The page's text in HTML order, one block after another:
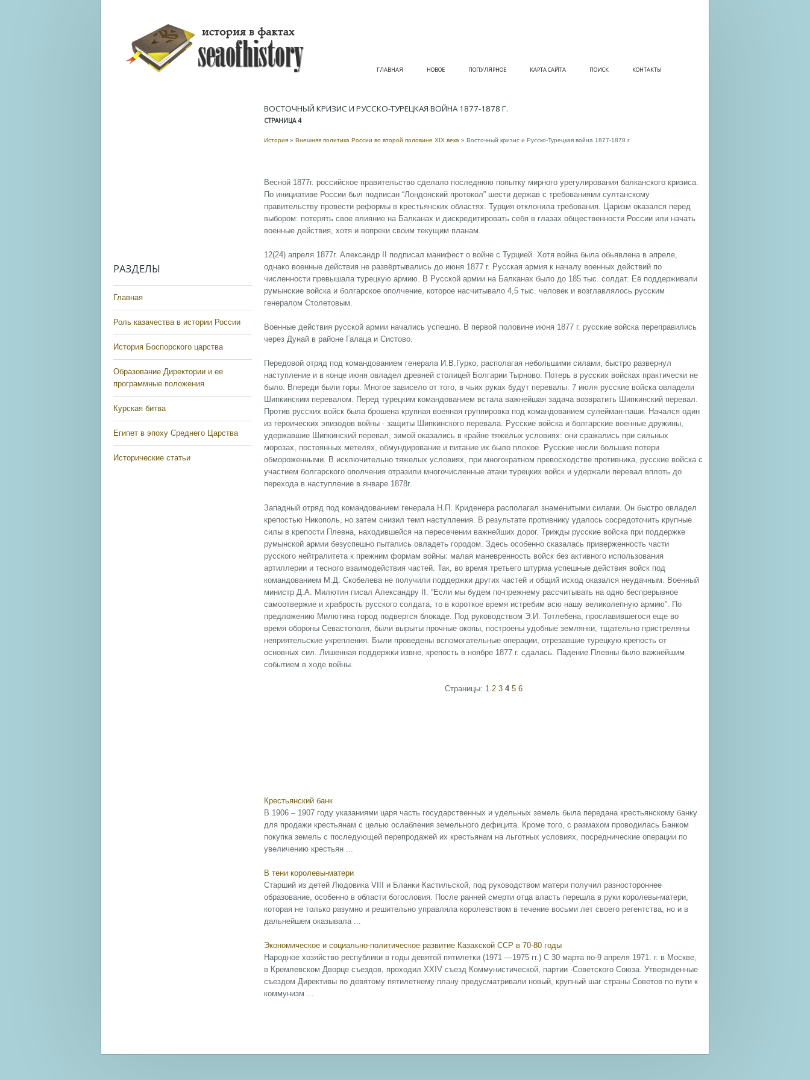
ГЛАВНАЯ НОВОЕ ПОПУЛЯРНОЕ КАРТА САЙТА ПОИСК КОНТАКТЫ
РАЗДЕЛЫ
Главная
Роль казачества в истории России
История Боспорского царства
Образование Директории и ее
программные положения
Курская битва
Египет в эпоху Среднего Царства
Исторические статьи
ВОСТОЧНЫЙ КРИЗИС И РУССКО-ТУРЕЦКАЯ ВОЙНА 1877-1878 Г.
СТРАНИЦА 4
История » Внешняя политика России во второй половине XIX века » Восточный кризис и Русско-Турецкая война 1877-1878 г.
Весной 1877г. российское правительство сделало последнюю попытку мирного урегулирования балканского кризиса.
По инициативе России был подписан “Лондонский протокол” шести держав с требованиями султанскому
правительству провести реформы в крестьянских областях. Турция отклонила требования. Царизм оказался перед
выбором: потерять свое влияние на Балканах и дискредитировать себя в глазах общественности России или начать
военные действия, хотя и вопреки своим текущим планам.
12(24) апреля 1877г. Александр II подписал манифест о войне с Турцией. Хотя война была обьявлена в апреле,
однако военные действия не развёртывались до июня 1877 г. Русская армия к началу военных действий по
численности превышала турецкую армию. В Русской армии на Балканах было до 185 тыс. солдат. Её поддерживали
румынские войска и болгарское ополчение, которое насчитывало 4,5 тыс. человек и возглавлялось русским
генералом Столетовым.
Военные действия русской армии начались успешно. В первой половине июня 1877 г. русские войска переправились
через Дунай в районе Галаца и Систово.
Передовой отряд под командованием генерала И.В.Гурко, располагая небольшими силами, быстро развернул
наступление и в конце июня овладел древней столицей Болгарии Тырново. Потерь в русских войсках практически не
было. Впереди были горы. Многое зависело от того, в чьих руках будут перевалы. 7 июля русские войска овладели
Шипкинским перевалом. Перед турецким командованием встала важнейшая задача возвратить Шипкинский перевал.
Против русских войск была брошена крупная военная группировка под командованием сулейман-паши. Начался один
из героических эпизодов войны - защиты Шипкинского перевала. Русские войска и болгарские военные дружины,
удержавшие Шипкинский перевал, зимой оказались в крайне тяжёлых условиях: они сражались при сильных
морозах, постоянных метелях, обмундирование и питание их было плохое. Русские несли большие потери
обмороженными. В исключительно тяжелых условиях, при многократном превосходстве противника, русские войска с
участием болгарского ополчения отразили многочисленные атаки турецких войск и удержали перевал вплоть до
перехода в наступление в январе 1878г.
Западный отряд под командованием генерала Н.П. Криденера располагал знаменитыми силами. Он быстро овладел
крепостью Никополь, но затем снизил темп наступления. В результате противнику удалось сосредоточить крупные
силы в крепости Плевна, находившейся на пересечении важнейших дорог. Трижды русские войска при поддержке
румынской армии безуспешно пытались овладеть городом. Здесь особенно сказалась приверженность части
русского нейтралитета к прежним формам войны: малая маневренность войск без активного использования
артиллерии и тесного взаимодействия частей. Так, во время третьего штурма успешные действия войск под
командованием М.Д. Скобелева не получили поддержки других частей и общий исход оказался неудачным. Военный
министр Д.А. Милютин писал Александру II: “Если мы будем по-прежнему рассчитывать на одно беспрерывное
самоотвержие и храбрость русского солдата, то в короткое время истребим всю нашу великолепную армию”. По
предложению Милютина город подвергся блокаде. Под руководством Э.И. Тотлебена, прославившегося еще во
время обороны Севастополя, были вырыты прочные окопы, построены удобные землянки, тщательно пристреляны
неприятельские укрепления. Были проведены вспомогательные операции, отрезавшие турецкую крепость от
основных сил. Лишенная поддержки извне, крепость в ноябре 1877 г. сдалась. Падение Плевны было важнейшим
событием в ходе войны.
Страницы: 1 2 3 4 5 6
Крестьянский банк
В 1906 – 1907 году указаниями царя часть государственных и удельных земель была передана крестьянскому банку
для продажи крестьянам с целью ослабления земельного дефицита. Кроме того, с размахом проводилась Банком
покупка земель с последующей перепродажей их крестьянам на льготных условиях, посреднические операции по
увеличению крестьян ...
В тени королевы-матери
Старший из детей Людовика VIII и Бланки Кастильской, под руководством матери получил разностороннее
образование, особенно в области богословия. После ранней смерти отца власть перешла в руки королевы-матери,
которая не только разумно и решительно управляла королевством в течение восьми лет своего регентства, но и в
дальнейшем оказывала ...
Экономическое и социально-политическое развитие Казахской ССР в 70-80 годы
Народное хозяйство республики в годы девятой пятилетки (1971 —1975 гг.) С 30 марта по-9 апреля 1971. г. в Москве,
в Кремлевском Дворце съездов, проходил XXIV съезд Коммунистической, партии -Советского Союза. Утвержденные
съездом Директивы по девятому пятилетнему плану предусматривали новый, крупный шаг страны Советов по пути к
коммунизм ...